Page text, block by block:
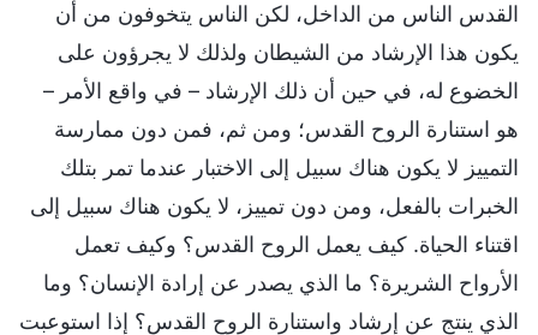
القدس الناس من الداخل، لكن الناس يتخوفون من أن
يكون هذا الإرشاد من الشيطان ولذلك لا يجرؤون على
الخضوع له، في حين أن ذلك الإرشاد – في واقع الأمر –
هو استنارة الروح القدس؛ ومن ثم، فمن دون ممارسة
التمييز لا يكون هناك سبيل إلى الاختبار عندما تمر بتلك
الخبرات بالفعل، ومن دون تمييز، لا يكون هناك سبيل إلى
اقتناء الحياة. كيف يعمل الروح القدس؟ وكيف تعمل
الأرواح الشريرة؟ ما الذي يصدر عن إرادة الإنسان؟ وما
الذي ينتج عن إرشاد واستنارة الروح القدس؟ إذا استوعبت